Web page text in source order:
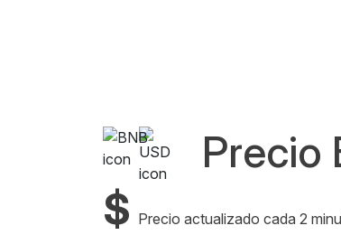
Precio
$ Precio actualizado cada 2